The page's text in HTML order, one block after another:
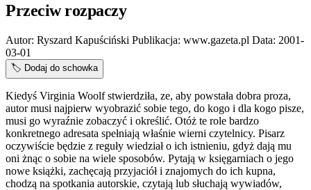
Przeciw rozpaczy
Autor: Ryszard Kapuściński Publikacja: www.gazeta.pl Data: 2001-
03-01
🏷️ Dodaj do schowka
Kiedyś Virginia Woolf stwierdziła, ze, aby powstała dobra proza,
autor musi najpierw wyobrazić sobie tego, do kogo i dla kogo pisze,
musi go wyraźnie zobaczyć i określić. Otóż te role bardzo
konkretnego adresata spełniają właśnie wierni czytelnicy. Pisarz
oczywiście będzie z reguły wiedział o ich istnieniu, gdyż dają mu
oni żnąc o sobie na wiele sposobów. Pytają w księgarniach o jego
nowe książki, zachęcają przyjaciół i znajomych do ich kupna,
chodzą na spotkania autorskie, czytają lub słuchają wywiadów,